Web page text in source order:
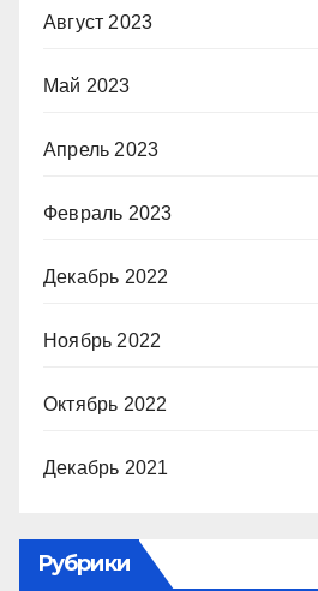
Август 2023
Май 2023
Апрель 2023
Февраль 2023
Декабрь 2022
Ноябрь 2022
Октябрь 2022
Декабрь 2021
Рубрики